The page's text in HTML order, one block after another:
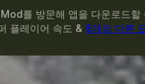
를 방문해 앱을 다운로드할
플레이어 속도 & 6개의 다른